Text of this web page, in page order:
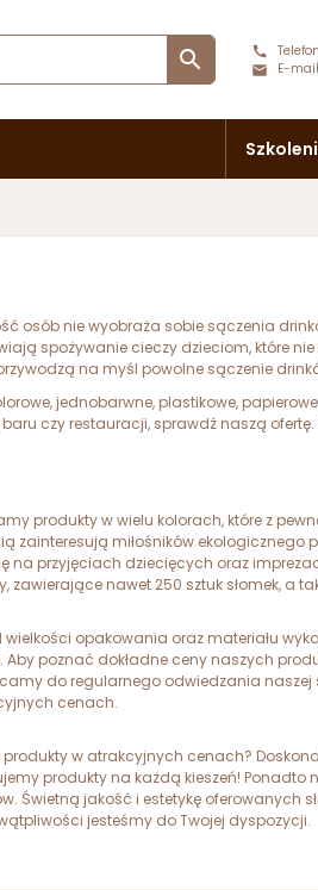

E-
osób nie wyobraża sobie sączenia
spożywanie cieczy dzieciom, które
na myśl powolne sączenie
jednobarwne, plastikowe,
czy restauracji, sprawdź naszą
produkty w wielu kolorach, które z
zainteresują miłośników
przyjęciach dziecięcych oraz
nawet 250 sztuk słomek, a
opakowania oraz materiału
poznać dokładne ceny naszych
do regularnego odwiedzania
cenach.
w atrakcyjnych cenach?
produkty na każdą kieszeń! Ponadto
Świetną jakość i estetykę oferowanych
jesteśmy do Twojej dyspozycji.